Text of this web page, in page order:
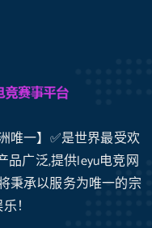
唯一】✅是世界最受欢
品广泛,提供leyu电竞网
秉承以服务为唯一的宗
！